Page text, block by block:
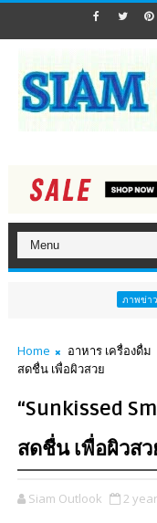
ภาพข่าวประชาสัมพั
Home อาหาร เครื่องดื่ม
สดชื่น เพื่อผิวสวย
“Sunkissed
สดชื่น เพื่อผิวสว
Siam Outlook 2